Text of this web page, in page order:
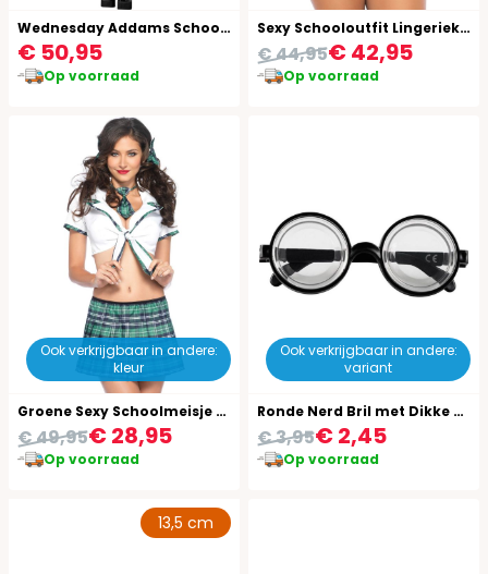
Wednesday Addams School Uniform Outfit Vrouwen Addams Family
€ 50,95
Op voorraad
Sexy Schooloutfit Lingeriekostuum Groot Dames
€ 42,95
€ 44,95
Op voorraad
Ook verkrijgbaar in andere:
kleur
Groene Sexy Schoolmeisje Carnaval
€ 28,95
€ 49,95
Op voorraad
Ook verkrijgbaar in andere:
variant
Ronde Nerd Bril met Dikke Glazen
€ 2,45
€ 3,95
Op voorraad
13,5 cm